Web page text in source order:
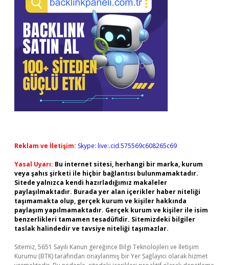
Reklam ve İletişim: Skype: live:.cid.575569c608265c69
Yasal Uyarı: Bu internet sitesi, herhangi bir marka, kurum
veya şahıs şirketi ile hiçbir bağlantısı bulunmamaktadır.
Sitede yalnızca kendi hazırladığımız makaleler
paylaşılmaktadır. Burada yer alan içerikler haber niteliği
taşımamakta olup, gerçek kurum ve kişiler hakkında
paylaşım yapılmamaktadır. Gerçek kurum ve kişiler ile isim
benzerlikleri tamamen tesadüfidir. Sitemizdeki bilgiler
taslak halindedir ve tavsiye niteliği taşımazlar.
Sitemiz, 5651 Sayılı Kanun gereğince Bilgi Teknolojileri ve İletişim
Kurumu (BTK) tarafından onaylanmış bir Yer Sağlayıcı olarak hizmet